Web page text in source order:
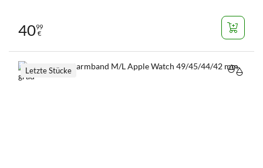
4099
€
Letzte Stücke